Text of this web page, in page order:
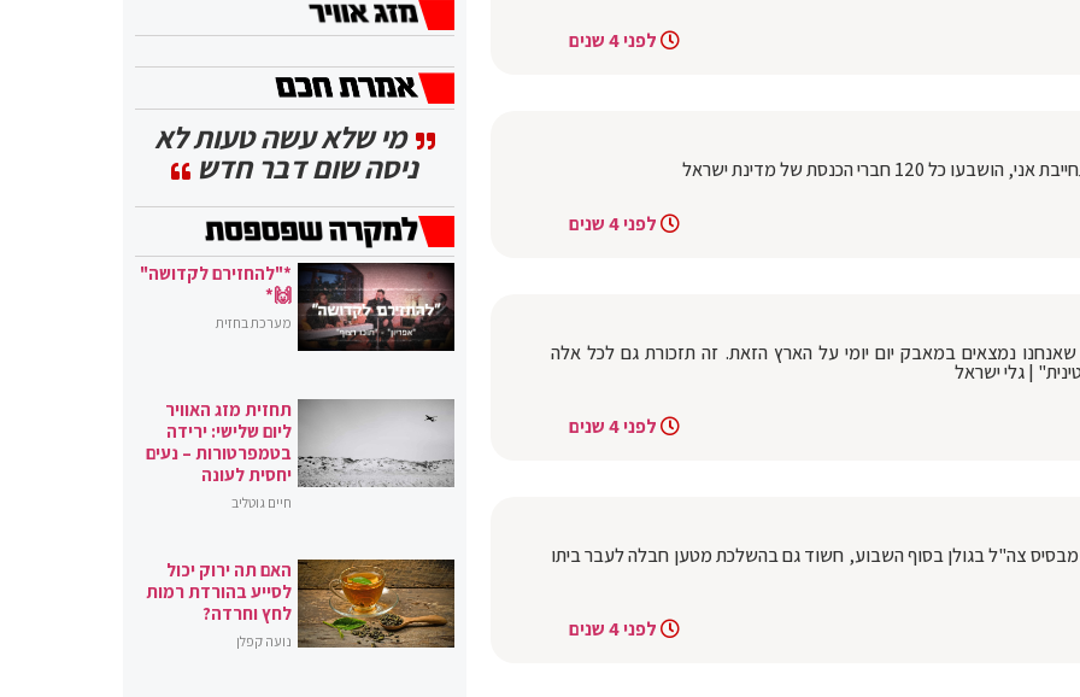
לפני 4 שנים
לפני 4 שנים
שאנחנו נמצאים במאבק יום יומי על הארץ הזאת. זה תזכורת גם לכל אלה
| גלי ישראל
לפני 4 שנים
צה"ל בגולן בסוף השבוע, חשוד גם בהשלכת מטען חבלה לעבר ביתו
לפני 4 שנים
מי שלא עשה טעות לא
ניסה שום דבר חדש
*"להחזירם לקדושה"
🙌*
מערכת בחזית
תחזית מזג האוויר
ליום שלישי: ירידה
בטמפרטורות – נעים
יחסית לעונה
חיים גוטליב
האם תה ירוק יכול
לסייע בהורדת רמות
לחץ וחרדה?
נועה קפלן